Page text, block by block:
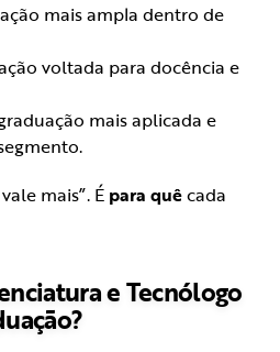
mais ampla dentro de
voltada para docência e
mais aplicada e
mais”. É para quêcada
e Tecnólogo